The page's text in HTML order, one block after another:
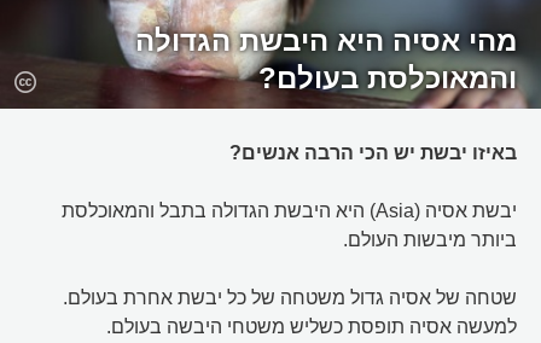
מהי אסיה היא היבשת הגדולה
והמאוכלסת בעולם?
באיזו יבשת יש הכי הרבה אנשים?
יבשת אסיה (Asia) היא היבשת הגדולה בתבל והמאוכלסת
ביותר מיבשות העולם.
שטחה של אסיה גדול משטחה של כל יבשת אחרת בעולם.
למעשה אסיה תופסת כשליש משטחי היבשה בעולם.